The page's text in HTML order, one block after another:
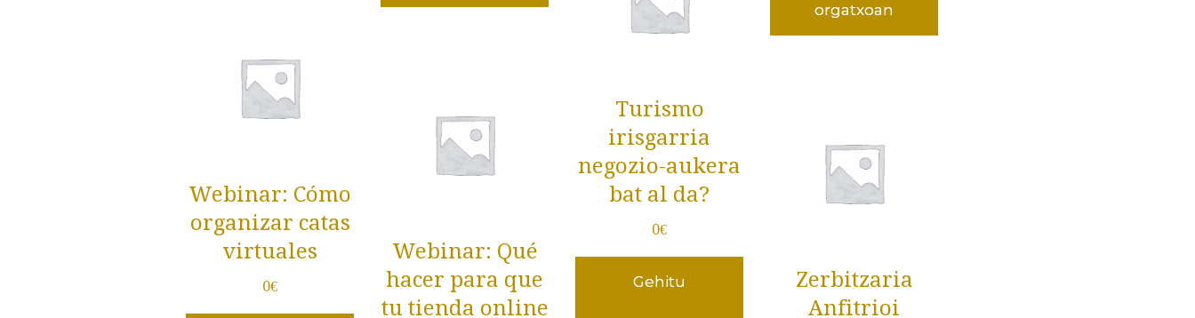
orgatxoan
Turismo
irisgarria
negozio-aukera
bat al da?
0€
Gehitu
Webinar: Cómo
organizar catas
virtuales
0€
Webinar: Qué
hacer para que
tu tienda online
Zerbitzaria
Anfitrioi